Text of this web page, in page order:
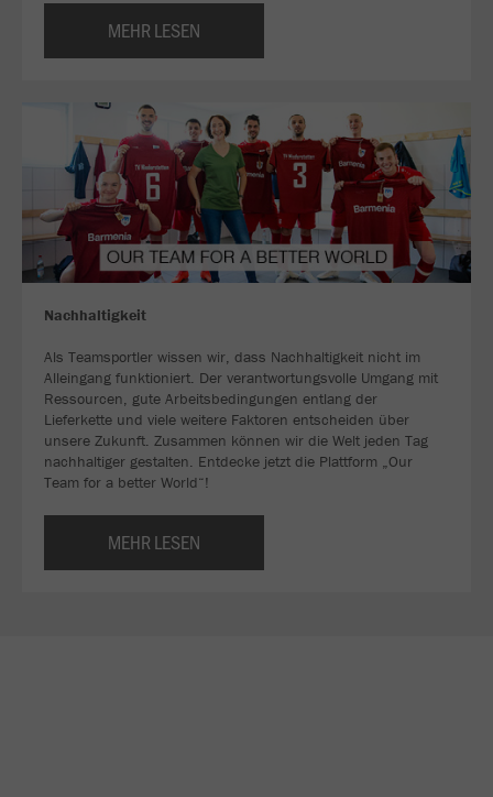
MEHR LESEN
Nachhaltigkeit
Als Teamsportler wissen wir, dass Nachhaltigkeit nicht im
Alleingang funktioniert. Der verantwortungsvolle Umgang mit
Ressourcen, gute Arbeitsbedingungen entlang der
Lieferkette und viele weitere Faktoren entscheiden über
unsere Zukunft. Zusammen können wir die Welt jeden Tag
nachhaltiger gestalten. Entdecke jetzt die Plattform „Our
Team for a better World“!
MEHR LESEN